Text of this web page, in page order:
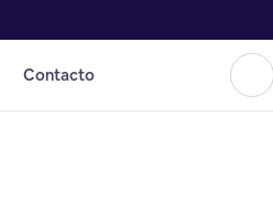
Contacto